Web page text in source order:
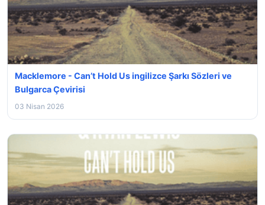
Macklemore - Can’t Hold Us ingilizce Şarkı Sözleri ve
Bulgarca Çevirisi
03 Nisan 2026